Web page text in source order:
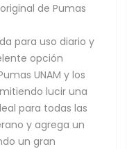
de Pumas
para uso diario y
opción
UNAM y los
lucir una
para todas las
y agrega un
un gran